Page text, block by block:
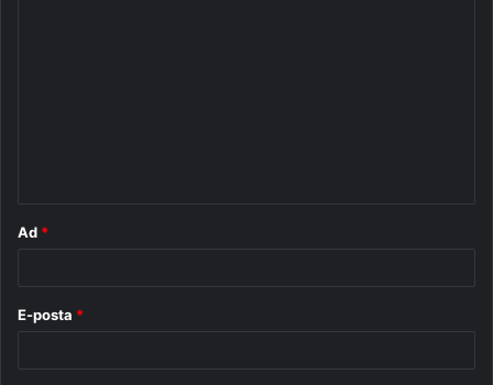
Ad *
E-posta *